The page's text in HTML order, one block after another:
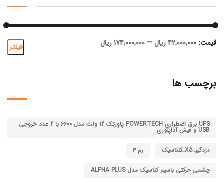
فیلتر قیمت: 42,000,000 ریال — 174,000,000 ریال
برچسب ها
UPS برق اضطراری POWERTECH پاوِرتِک 12 ولت مدل 6600 با 2 عدد خروجی
USB و فیش آداپتوری
دزدگیر_X5_کللاسیک رم ۳
چشمی حرکتی باسیم کلاسیک مدل ALPHA PLUS